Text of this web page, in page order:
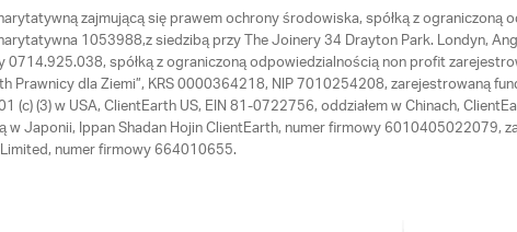
zajmującą się prawem ochrony środowiska, spółką z
1053988,z siedzibą przy The Joinery 34 Drayton Park. Londyn,
0714.925.038, spółką z ograniczoną odpowiedzialnością non profit
Prawnicy dla Ziemi”, KRS 0000364218, NIP 7010254208, zarejestrowaną
(c) (3) w USA, ClientEarth US, EIN 81-0722756, oddziałem w Chinach,
w Japonii, Ippan Shadan Hojin ClientEarth, numer firmowy 6010405022079,
numer firmowy 664010655.